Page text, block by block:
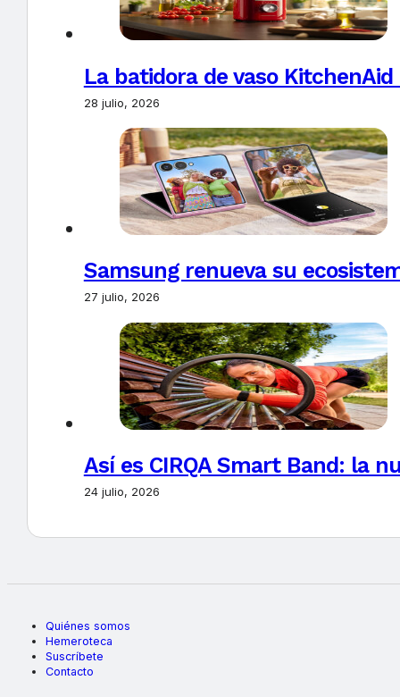
La batidora de vaso
28 julio, 2026
Samsung renueva su
27 julio, 2026
Así es CIRQA Smart Band: la
24 julio, 2026
Quiénes somos
Hemeroteca
Suscríbete
Contacto